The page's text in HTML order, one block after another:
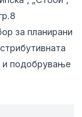
за планирани
и подобрување